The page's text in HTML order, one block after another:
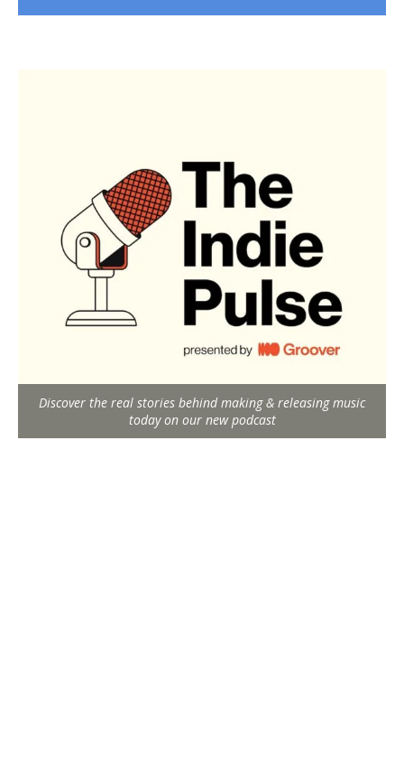
Discover the real stories behind making & releasing music
today on our new podcast